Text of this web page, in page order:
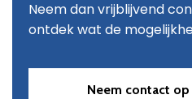
Neem dan vrijblijvend
ontdek wat de
Neem contact op